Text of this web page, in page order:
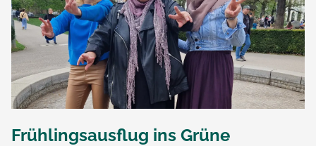
Frühlingsausflug ins Grüne